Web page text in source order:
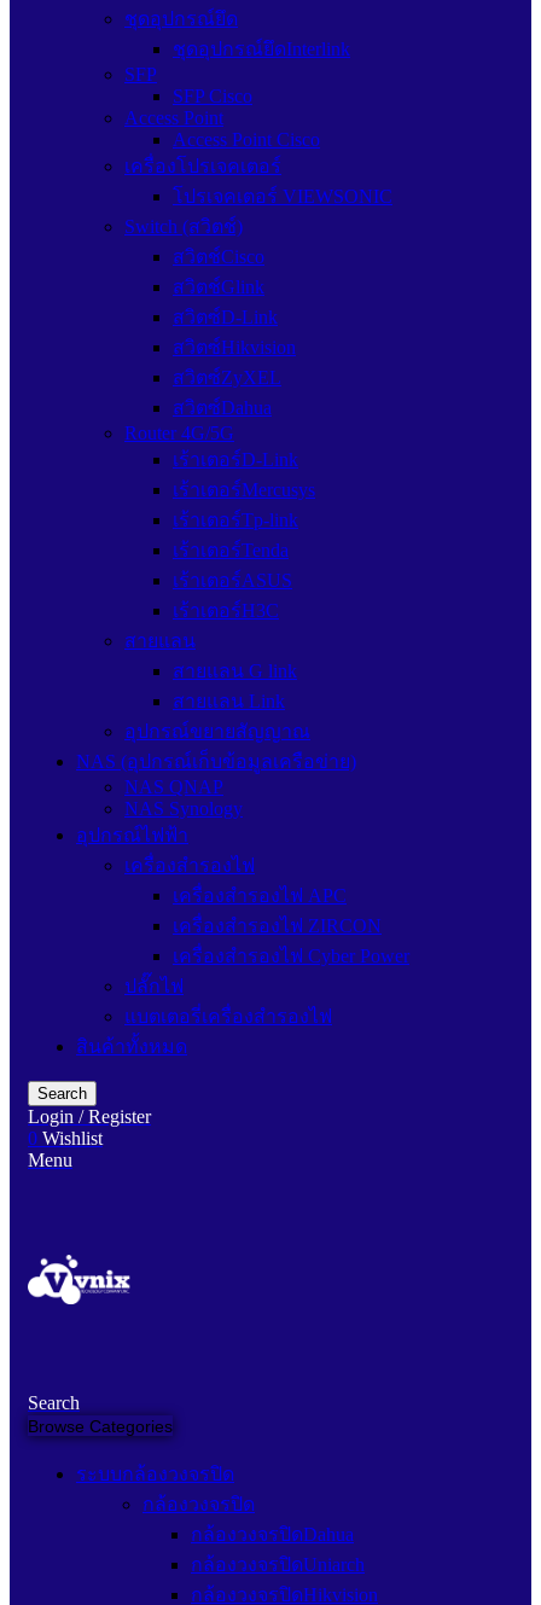
ชุดอุปกรณ์ยึด
ชุดอุปกรณ์ยึดInterlink
SFP
SFP Cisco
Access Point
Access Point Cisco
เครื่องโปรเจคเตอร์
โปรเจคเตอร์ VIEWSONIC
Switch (สวิตช์)
สวิตช์Cisco
สวิตช์Glink
สวิตซ์D-Link
สวิตซ์Hikvision
สวิตซ์ZyXEL
สวิตซ์Dahua
Router 4G/5G
เร้าเตอร์D-Link
เร้าเตอร์Mercusys
เร้าเตอร์Tp-link
เร้าเตอร์Tenda
เร้าเตอร์ASUS
เร้าเตอร์H3C
สายแลน
สายแลน G link
สายแลน Link
อุปกรณ์ขยายสัญญาณ
NAS (อุปกรณ์เก็บข้อมูลเครือข่าย)
NAS QNAP
NAS Synology
อุปกรณ์ไฟฟ้า
เครื่องสำรองไฟ
เครื่องสำรองไฟ APC
เครื่องสำรองไฟ ZIRCON
เครื่องสำรองไฟ Cyber Power
ปลั๊กไฟ
แบตเตอรี่เครื่องสำรองไฟ
สินค้าทั้งหมด
Search
Login / Register
0 Wishlist
Menu
Search
Browse Categories
ระบบกล้องวงจรปิด
กล้องวงจรปิด
กล้องวงจรปิดDahua
กล้องวงจรปิดUniarch
กล้องวงจรปิดHikvision